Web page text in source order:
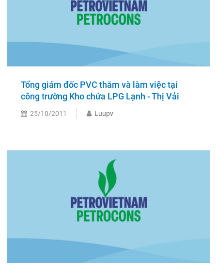
Tổng giám đốc PVC thăm và làm việc tại
công trường Kho chứa LPG Lạnh - Thị Vải
25/10/2011 Luupv